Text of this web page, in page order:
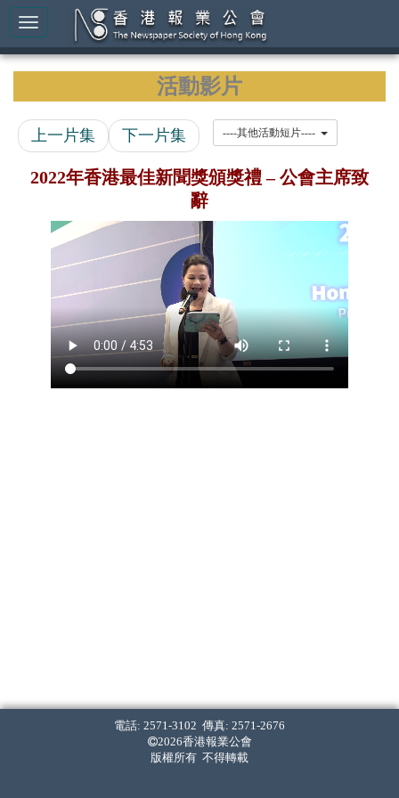
活動影片
上一片集 下一片集
2022年香港最佳新聞獎頒獎禮 – 公會主席致
辭
電話: 2571-3102 傳真: 2571-2676
2026香港報業公會
版權所有 不得轉載